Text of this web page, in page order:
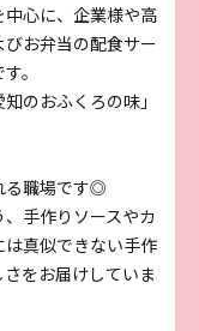
心に、企業様や高
お弁当の配食サー
。
のおふくろの味」
る職場です◎
手作りソースやカ
真似できない手作
をお届けしていま